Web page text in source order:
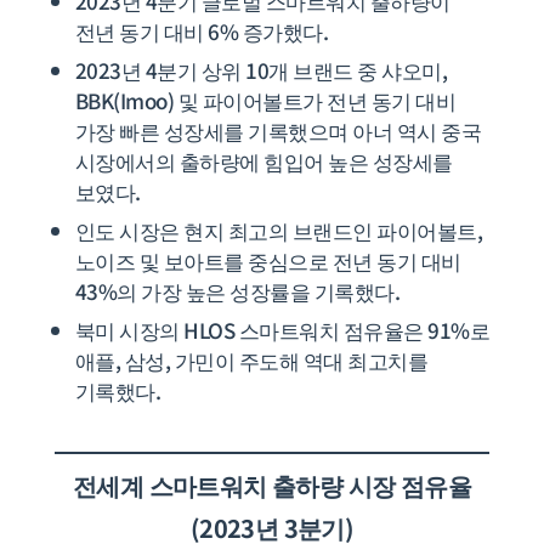
전년 동기 대비 6% 증가했다.
2023년 4분기 상위 10개 브랜드 중 샤오미,
BBK(Imoo) 및 파이어볼트가 전년 동기 대비
가장 빠른 성장세를 기록했으며 아너 역시 중국
시장에서의 출하량에 힘입어 높은 성장세를
보였다.
인도 시장은 현지 최고의 브랜드인 파이어볼트,
노이즈 및 보아트를 중심으로 전년 동기 대비
43%의 가장 높은 성장률을 기록했다.
북미 시장의 HLOS 스마트워치 점유율은 91%로
애플, 삼성, 가민이 주도해 역대 최고치를
기록했다.
전세계 스마트워치 출하량 시장 점유율
(2023년 3분기)